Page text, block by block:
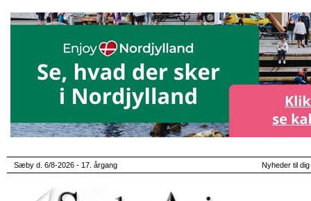
Sæby d. 6/8-2026 - 17. årgang Nyheder til